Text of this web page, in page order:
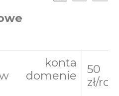
konta
domenie
50
zł/